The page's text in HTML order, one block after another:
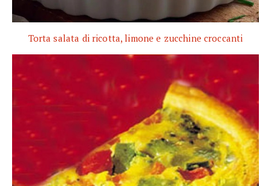
Torta salata di ricotta, limone e zucchine croccanti